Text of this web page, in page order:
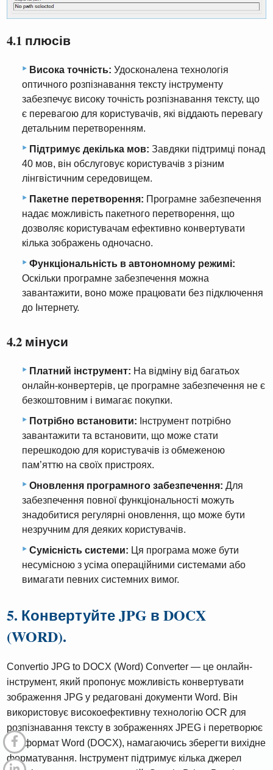
4.1 плюсів
Висока точність: Удосконалена технологія
оптичного розпізнавання тексту інструменту
забезпечує високу точність розпізнавання тексту, що
є перевагою для користувачів, які віддають перевагу
детальним перетворенням.
Підтримує декілька мов: Завдяки підтримці понад
40 мов, він обслуговує користувачів з різним
лінгвістичним середовищем.
Пакетне перетворення: Програмне забезпечення
надає можливість пакетного перетворення, що
дозволяє користувачам ефективно конвертувати
кілька зображень одночасно.
Функціональність в автономному режимі:
Оскільки програмне забезпечення можна
завантажити, воно може працювати без підключення
до Інтернету.
4.2 мінуси
Платний інструмент: На відміну від багатьох
онлайн-конвертерів, це програмне забезпечення не є
безкоштовним і вимагає покупки.
Потрібно встановити: Інструмент потрібно
завантажити та встановити, що може стати
перешкодою для користувачів із обмеженою
пам’яттю на своїх пристроях.
Оновлення програмного забезпечення: Для
забезпечення повної функціональності можуть
знадобитися регулярні оновлення, що може бути
незручним для деяких користувачів.
Сумісність системи: Ця програма може бути
несумісною з усіма операційними системами або
вимагати певних системних вимог.
5. Конвертуйте JPG в DOCX
(WORD).
Convertio JPG to DOCX (Word) Converter — це онлайн-
інструмент, який пропонує можливість конвертувати
зображення JPG у редаговані документи Word. Він
використовує високоефективну технологію OCR для
розпізнавання тексту в зображеннях JPEG і перетворює
їх у формат Word (DOCX), намагаючись зберегти вихідне
форматування. Інструмент підтримує кілька джерел